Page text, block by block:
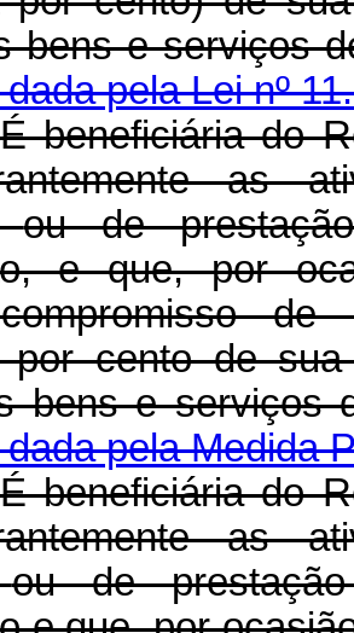
bens e
pela Lei nº
beneficiária do
as
ou de
e que, por
por cento de
bens e
pela Medida
beneficiária do
as
ou de